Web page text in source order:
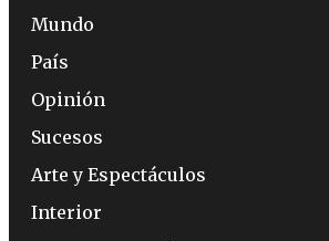
Mundo
País
Opinión
Sucesos
Arte y Espectáculos
Interior